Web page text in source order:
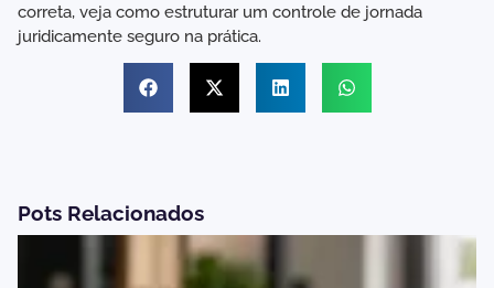
correta, veja como estruturar um controle de jornada
juridicamente seguro na prática.
Pots Relacionados